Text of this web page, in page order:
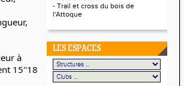
à
15''18
- Trail et cross du bois de
l'Attoque
LES ESPACES